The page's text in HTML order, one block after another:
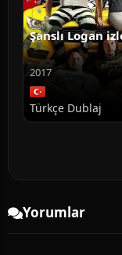
Şanslı Logan
2017
Türkçe Dublaj
Yorumlar